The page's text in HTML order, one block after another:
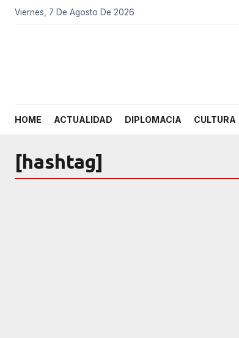
Viernes, 7 De Agosto De 2026
HOME ACTUALIDAD DIPLOMACIA CULTURA
[hashtag]